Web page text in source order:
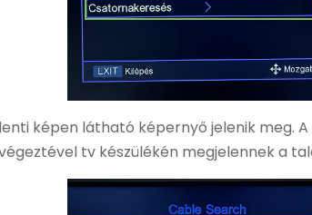
képen látható képernyő jelenik meg.
tv készülékén megjelennek a